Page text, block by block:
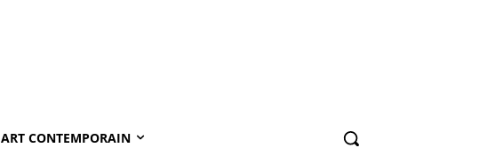
ART CONTEMPORAIN